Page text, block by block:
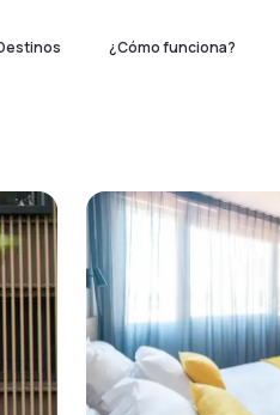
¿Cómo funciona?